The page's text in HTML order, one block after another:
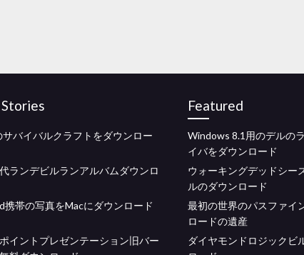
サバイバルクラフトをダウンロー
ランデビルランアルバムダウンロ
携帯の写真をMacにダウンロード
イントプレゼンテーション旧バー
Featured
Windows 8.1用のデルの
イバをダウンロード
ウォーキングデッドシー
ルのダウンロード
最初の世界のパスファイ
ロードの遺産
ダイヤモンドロジックビ